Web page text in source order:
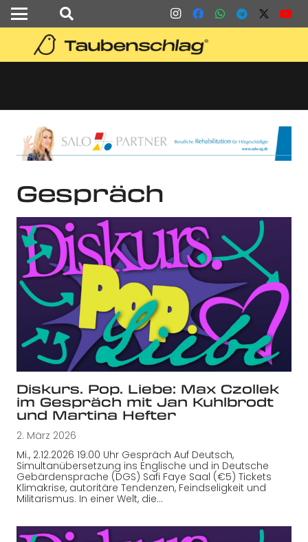
Gespräch
Diskurs. Pop. Liebe: Max Czollek
im Gespräch mit Jan Kuhlbrodt
und Martina Hefter
2. März 2026
Mi., 2.12.2026 19:00 Uhr Gespräch Auf Deutsch,
Simultanübersetzung ins Englische und in Deutsche
Gebärdensprache (DGS) Safi Faye Saal (€5) Tickets
Klimakrise, autoritäre Tendenzen, Feindseligkeit und
Militarismus. In einer Welt, die…